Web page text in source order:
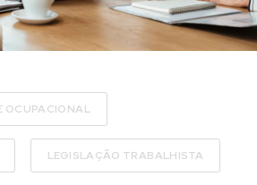
OCUPACIONAL
LEGISLAÇÃO TRABALHISTA